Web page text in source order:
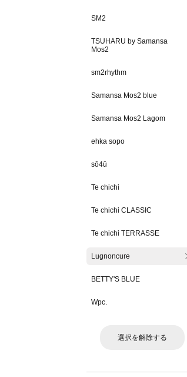
SM2
TSUHARU by Samansa
Mos2
sm2rhythm
Samansa Mos2 blue
Samansa Mos2 Lagom
ehka sopo
sō4ū
Te chichi
Te chichi CLASSIC
Te chichi TERRASSE
Lugnoncure
BETTY'S BLUE
Wpc.
選択を解除する